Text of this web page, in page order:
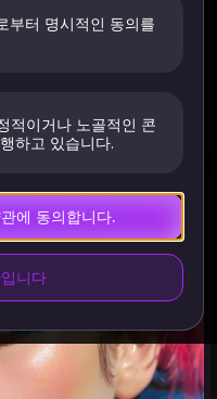
부터 명시적인 동의를
적이거나 노골적인 콘
하고 있습니다.
에 동의합니다.
니다